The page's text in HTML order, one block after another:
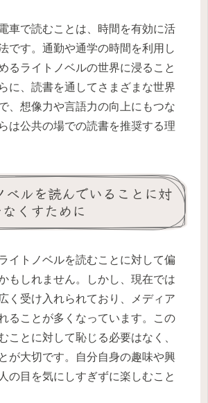
車で読むことは、時間を有効に活
です。通勤や通学の時間を利用し
るライトノベルの世界に浸ること
に、読書を通してさまざまな世界
、想像力や言語力の向上にもつな
は公共の場での読書を推奨する理
ベルを読んでいることに対
くすために
イトノベルを読むことに対して偏
もしれません。しかし、現在では
く受け入れられており、メディア
ることが多くなっています。この
ことに対して恥じる必要はなく、
が大切です。自分自身の趣味や興
の目を気にしすぎずに楽しむこと